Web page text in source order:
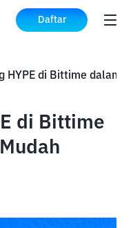
Daftar
di Bittime